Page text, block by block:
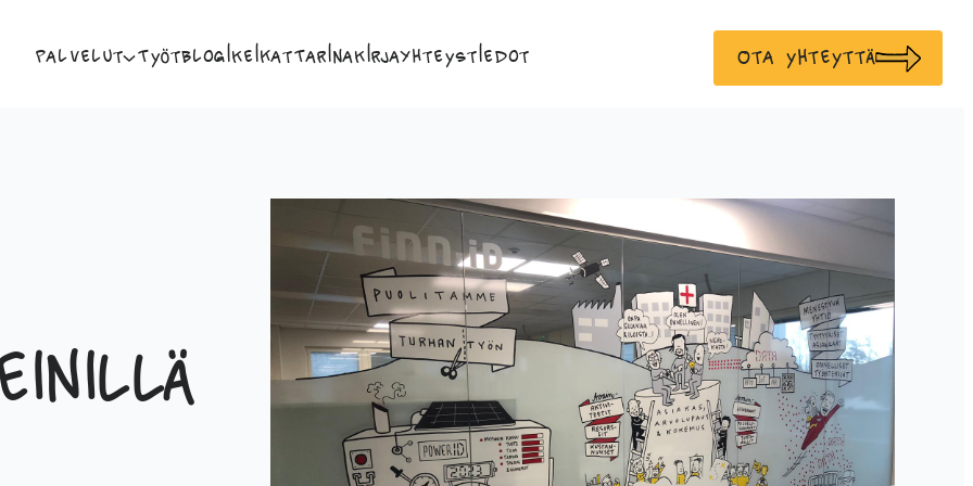
Palvelut TyötBlogiKeikatTarinaKirjaYhteystiedot Ota yhteyttä